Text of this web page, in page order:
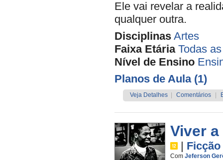
Ele vai revelar a
qualquer outra.
Disciplinas Artes
Faixa Etária Todas
Nível de Ensino
Planos de Aula (1)
Veja Detalhes Comentários
Viver a
| Ficção
Com Jeferson